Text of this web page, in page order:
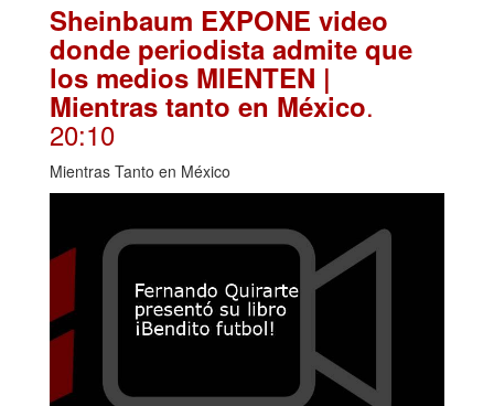
Sheinbaum EXPONE video
donde periodista admite que
los medios MIENTEN |
Mientras tanto en México.
20:10
Mientras Tanto en México